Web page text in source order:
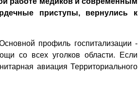
приступы, вернулись к
профиль госпитализации -
со всех уголков области. Если
авиация Территориального